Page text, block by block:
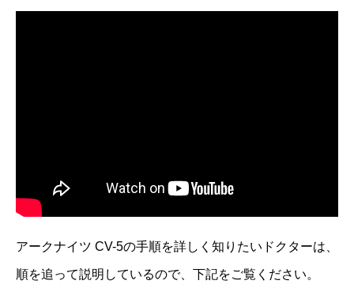
アークナイツ CV-5の手順を詳しく知りたいドクターは、
順を追って説明しているので、下記をご覧ください。